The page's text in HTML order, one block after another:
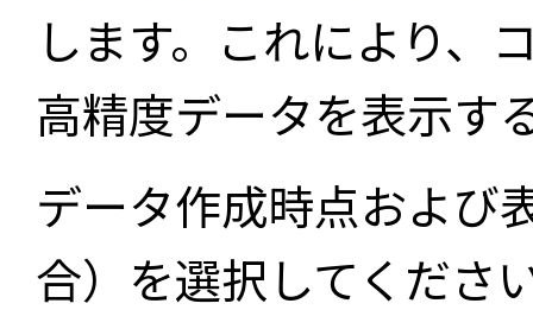
します。これにより、
高精度データを表示す
データ作成時点および
合）を選択してくださ